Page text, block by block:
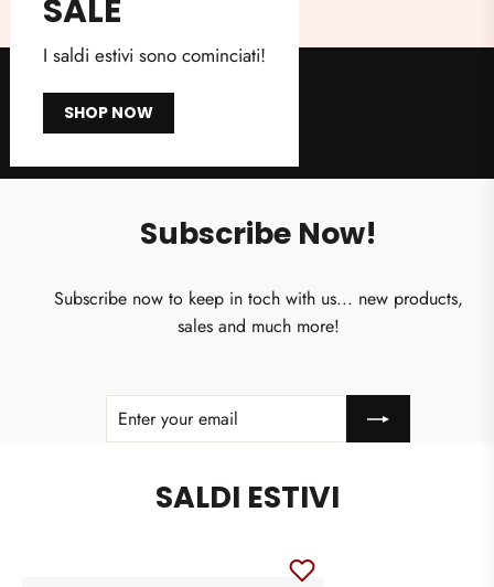
SALE
I saldi estivi sono cominciati!
SHOP NOW
Subscribe Now!
Subscribe now to keep in toch with us... new products,
sales and much more!
ENTER
SUBSCRIBE
SALDI ESTIVI